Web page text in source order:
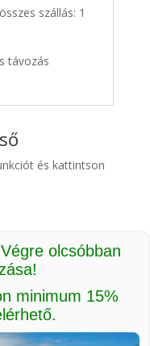
szállás: 1
távozás
és kattintson
olcsóbban
minimum 15%